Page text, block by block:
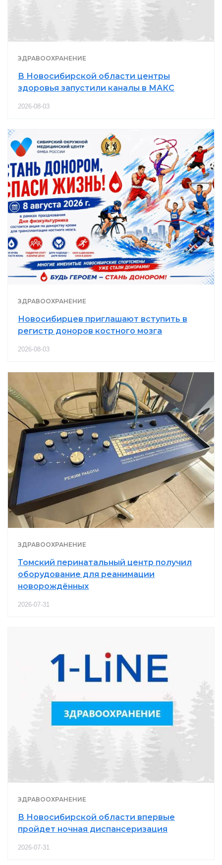
ЗДРАВООХРАНЕНИЕ
В Новосибирской области центры
здоровья запустили каналы в МАКС
2026-08-03
ЗДРАВООХРАНЕНИЕ
Новосибирцев приглашают вступить в
регистр доноров костного мозга
2026-08-03
ЗДРАВООХРАНЕНИЕ
Томский перинатальный центр получил
оборудование для реанимации
новорождённых
2026-07-31
ЗДРАВООХРАНЕНИЕ
В Новосибирской области впервые
пройдет ночная диспансеризация
2026-07-31